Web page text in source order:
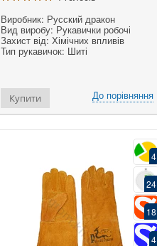
Виробник: Русский дракон
Вид виробу: Рукавички робочі
Захист від: Хімічних впливів
Тип рукавичок: Шиті
До порівняння
Купити
4
24
18
4